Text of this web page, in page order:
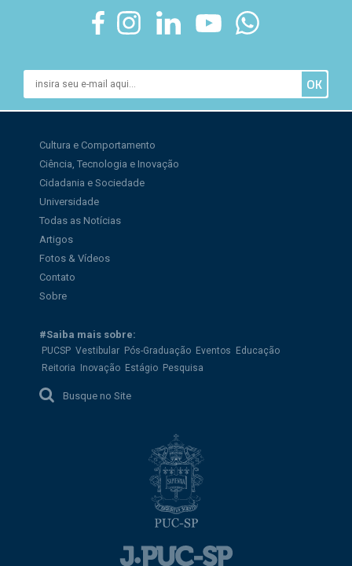
Cultura e Comportamento
Ciência, Tecnologia e Inovação
Cidadania e Sociedade
Universidade
Todas as Notícias
Artigos
Fotos & Vídeos
Contato
Sobre
#Saiba mais sobre:
PUCSP Vestibular Pós-Graduação Eventos Educação
Reitoria Inovação Estágio Pesquisa
Busque no Site